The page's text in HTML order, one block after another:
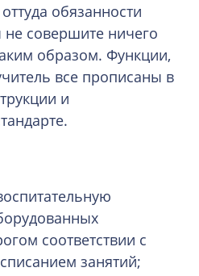
обязанности
совершите ничего
образом. Функции,
все прописаны в
и
соответствии с
занятий;